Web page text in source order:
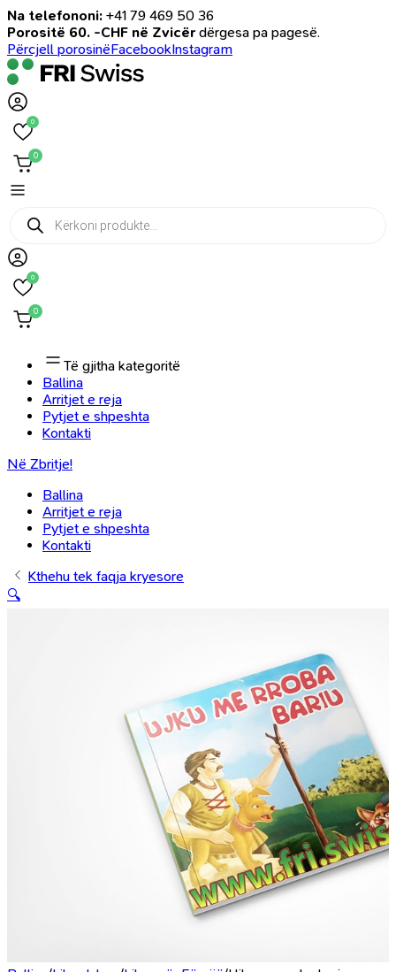
Na telefononi: +41 79 469 50 36
Porositë 60. -CHF në Zvicër dërgesa pa pagesë.
Përcjell porosinëFacebookInstagram
0
0
Products
search
0
0
Të gjitha kategoritë
Ballina
Arritjet e reja
Pytjet e shpeshta
Kontakti
Në Zbritje!
Ballina
Arritjet e reja
Pytjet e shpeshta
Kontakti
Kthehu tek faqja kryesore
🔍